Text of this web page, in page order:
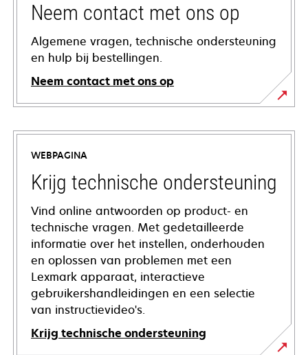
Neem contact met ons op
Algemene vragen, technische ondersteuning
en hulp bij bestellingen.
Neem contact met ons op
WEBPAGINA
Krijg technische ondersteuning
Vind online antwoorden op product- en
technische vragen. Met gedetailleerde
informatie over het instellen, onderhouden
en oplossen van problemen met een
Lexmark apparaat, interactieve
gebruikershandleidingen en een selectie
van instructievideo's.
Krijg technische ondersteuning